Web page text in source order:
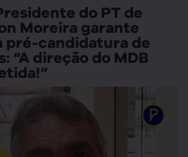
do PT de
Moreira garante
pré-candidatura de
“A direção do MDB